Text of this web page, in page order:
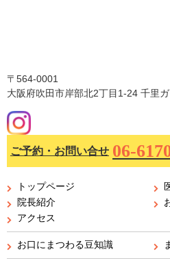
〒564-0001
大阪府吹田市岸部北2丁目1-24 千里
ご予約・お問い合せ 06-
トップページ
院長紹介
アクセス
お口にまつわる豆知識